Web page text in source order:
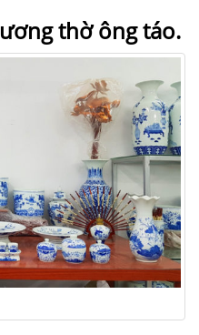
thờ ông táo.